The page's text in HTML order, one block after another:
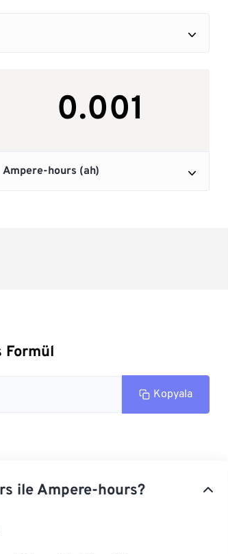
Formül
Kopyala
ile Ampere-hours?